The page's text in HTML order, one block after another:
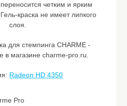
четким и ярким
краска не имеет липкого
слоя.
для стемпинга CHARME -
в магазине charme-pro.ru.
Radeon HD 4350
Pro